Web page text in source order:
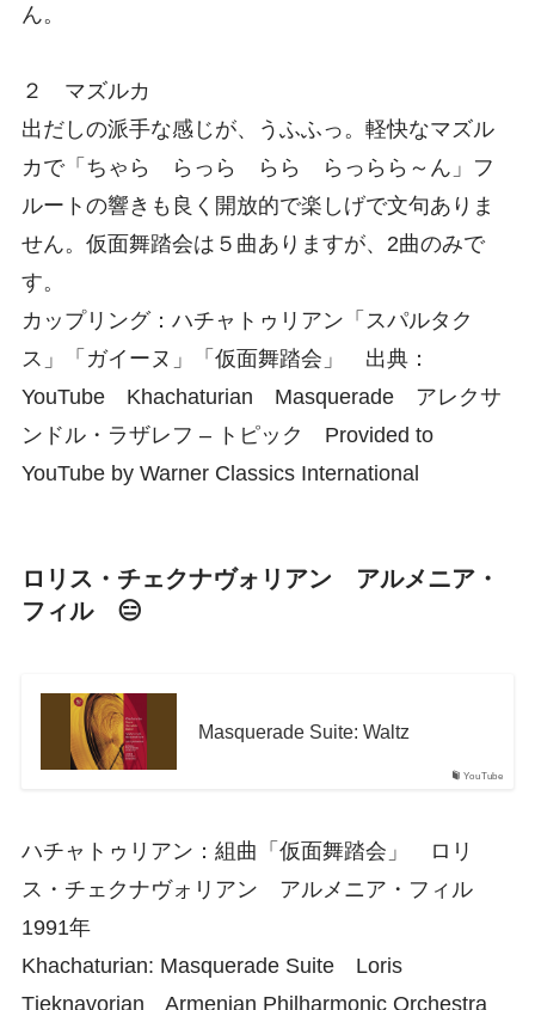
ん。
２ マズルカ
出だしの派手な感じが、うふふっ。軽快なマズル
カで「ちゃら らっら らら らっらら～ん」フ
ルートの響きも良く開放的で楽しげで文句ありま
せん。仮面舞踏会は５曲ありますが、2曲のみで
す。
カップリング：ハチャトゥリアン「スパルタク
ス」「ガイーヌ」「仮面舞踏会」 出典：
YouTube Khachaturian Masquerade アレクサ
ンドル・ラザレフ – トピック Provided to
YouTube by Warner Classics International
ロリス・チェクナヴォリアン アルメニア・
フィル 😑
YouTube
Masquerade Suite: Waltz
ハチャトゥリアン：組曲「仮面舞踏会」 ロリ
ス・チェクナヴォリアン アルメニア・フィル
1991年
Khachaturian: Masquerade Suite Loris
Tjeknavorian Armenian Philharmonic Orchestra